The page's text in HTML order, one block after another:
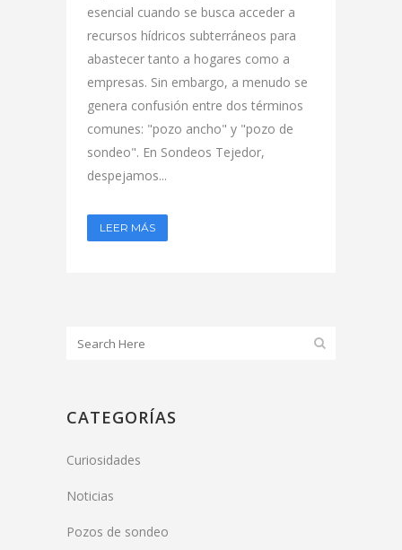
esencial cuando se busca acceder a
recursos hídricos subterráneos para
abastecer tanto a hogares como a
empresas. Sin embargo, a menudo se
genera confusión entre dos términos
comunes: "pozo ancho" y "pozo de
sondeo". En Sondeos Tejedor,
despejamos...
LEER MÁS
CATEGORÍAS
Curiosidades
Noticias
Pozos de sondeo